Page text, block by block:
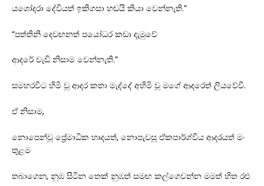
යශෝදරා දේවියත් ඉකිගසා හඬයි කියා වෙන්නැති.”
“පත්තිනි දෙවඟනත් පයෝධර කඩා දැමුවේ
ආදරේ වැඩි නිසාම වෙන්නැති.”
සමහරවිට හිමි වූ ආදර කතා මැද්දේ අහිමි වූ මගේ ආදරෙත් ලියවේවී.
ඒ නිසාම,
නොපෙන්වූ ප්‍රේමාධික හෘදයත්, නොපැවසූ ඒකපාර්ශ්වීය ආදරයත් මං
තුළම
තබාගෙන, නුඹ සිටින තෙක් නුඹත් සමඟ කල්ගෙවන්න මමත් හිත රළු